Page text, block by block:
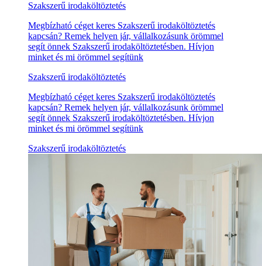
Szakszerű irodaköltöztetés
Megbízható céget keres Szakszerű irodaköltöztetés
kapcsán? Remek helyen jár, vállalkozásunk örömmel
segít önnek Szakszerű irodaköltöztetésben. Hívjon
minket és mi örömmel segítünk
Szakszerű irodaköltöztetés
Megbízható céget keres Szakszerű irodaköltöztetés
kapcsán? Remek helyen jár, vállalkozásunk örömmel
segít önnek Szakszerű irodaköltöztetésben. Hívjon
minket és mi örömmel segítünk
Szakszerű irodaköltöztetés